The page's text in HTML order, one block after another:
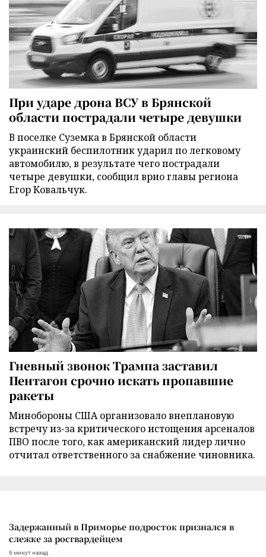
При ударе дрона ВСУ в Брянской
области пострадали четыре девушки
В поселке Суземка в Брянской области
украинский беспилотник ударил по легковому
автомобилю, в результате чего пострадали
четыре девушки, сообщил врио главы региона
Егор Ковальчук.
Гневный звонок Трампа заставил
Пентагон срочно искать пропавшие
ракеты
Минобороны США организовало внеплановую
встречу из-за критического истощения арсеналов
ПВО после того, как американский лидер лично
отчитал ответственного за снабжение чиновника.
Задержанный в Приморье подросток признался в
слежке за росгвардейцем
6 минут назад